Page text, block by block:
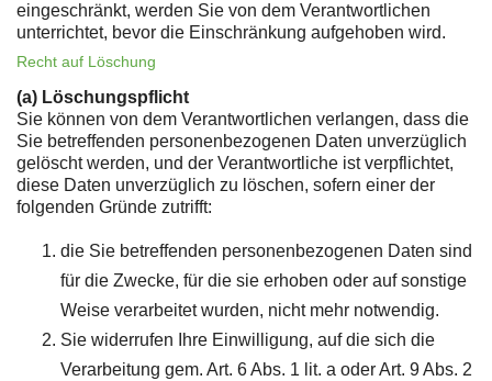
eingeschränkt, werden Sie von dem Verantwortlichen
unterrichtet, bevor die Einschränkung aufgehoben wird.
Recht auf Löschung
(a) Löschungspflicht
Sie können von dem Verantwortlichen verlangen, dass die
Sie betreffenden personenbezogenen Daten unverzüglich
gelöscht werden, und der Verantwortliche ist verpflichtet,
diese Daten unverzüglich zu löschen, sofern einer der
folgenden Gründe zutrifft:
die Sie betreffenden personenbezogenen Daten sind
für die Zwecke, für die sie erhoben oder auf sonstige
Weise verarbeitet wurden, nicht mehr notwendig.
Sie widerrufen Ihre Einwilligung, auf die sich die
Verarbeitung gem. Art. 6 Abs. 1 lit. a oder Art. 9 Abs. 2